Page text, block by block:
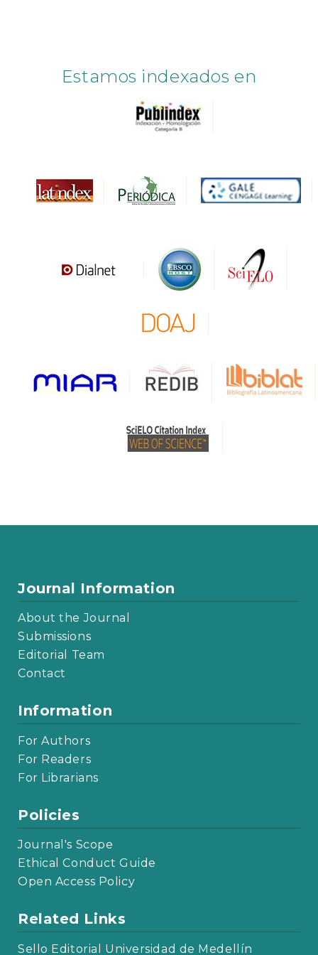
Estamos indexados en
Journal Information
About the Journal
Submissions
Editorial Team
Contact
Information
For Authors
For Readers
For Librarians
Policies
Journal's Scope
Ethical Conduct Guide
Open Access Policy
Related Links
Sello Editorial Universidad de Medellín